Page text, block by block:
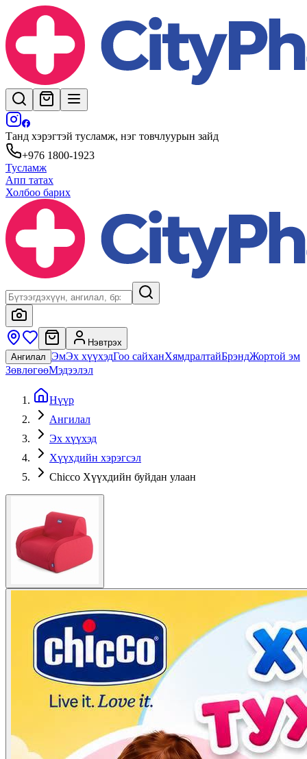
Танд хэрэгтэй тусламж, нэг товчлуурын зайд
+976 1800-1923
Тусламж
Апп татах
Холбоо барих
Нэвтрэх
Ангилал ЭмЭх хүүхэдГоо сайханХямдралтайБрэндЖортой эм
ЗөвлөгөөМэдээлэл
Нүүр
Ангилал
Эх хүүхэд
Хүүхдийн хэрэгсэл
Chicco Хүүхдийн буйдан улаан